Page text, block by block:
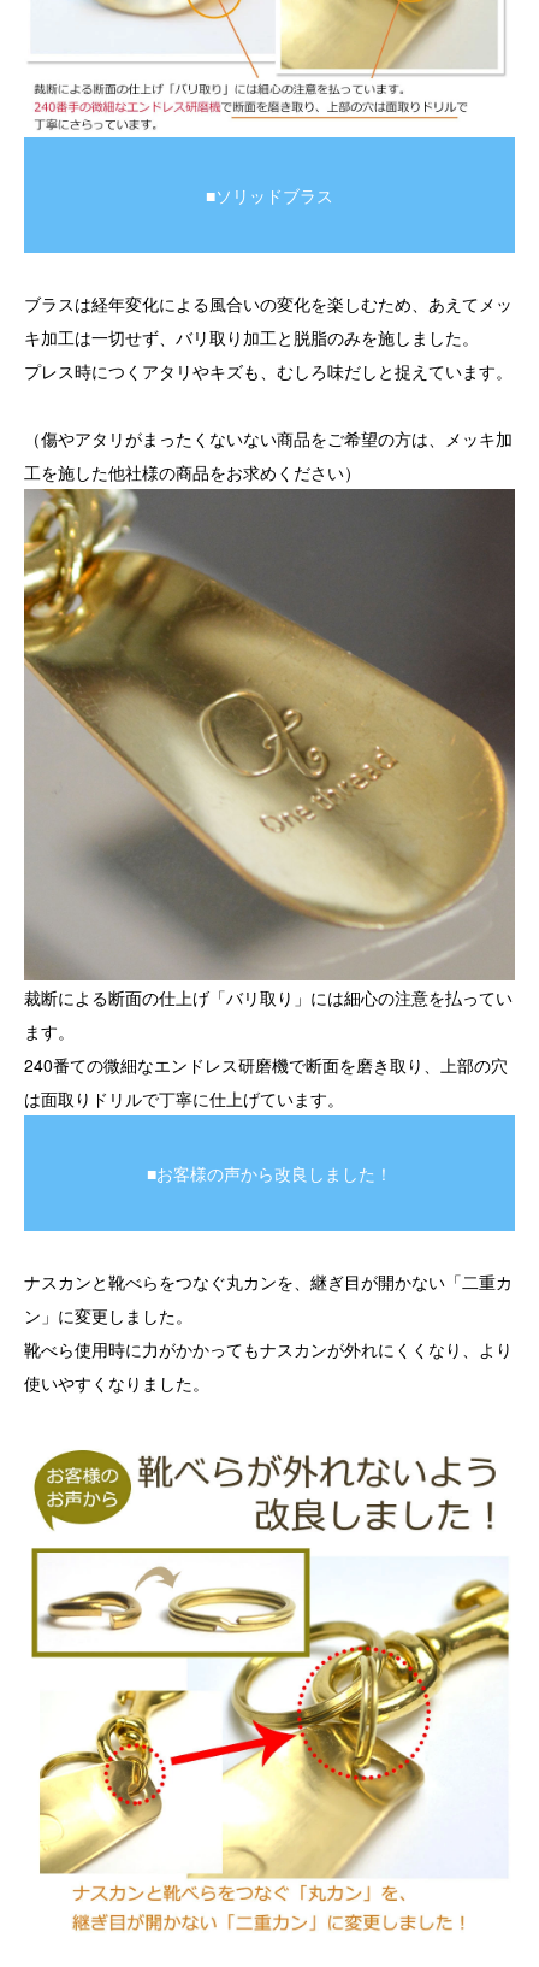
■ソリッドブラス
ブラスは経年変化による風合いの変化を楽しむため、あえてメッ
キ加工は一切せず、バリ取り加工と脱脂のみを施しました。
プレス時につくアタリやキズも、むしろ味だしと捉えています。
（傷やアタリがまったくないない商品をご希望の方は、メッキ加
工を施した他社様の商品をお求めください）
裁断による断面の仕上げ「バリ取り」には細心の注意を払ってい
ます。
240番ての微細なエンドレス研磨機で断面を磨き取り、上部の穴
は面取りドリルで丁寧に仕上げています。
■お客様の声から改良しました！
ナスカンと靴べらをつなぐ丸カンを、継ぎ目が開かない「二重カ
ン」に変更しました。
靴べら使用時に力がかかってもナスカンが外れにくくなり、より
使いやすくなりました。